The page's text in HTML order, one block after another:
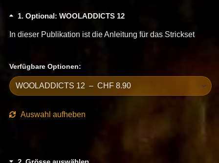
1 Optional: WOOLADDICTS 12
In dieser Publikation ist die Anleitung für das Strickset
Verfügbare Optionen:
Auswahl aufheben